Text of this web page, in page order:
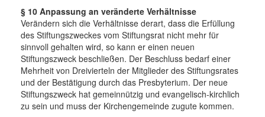
§ 10 Anpassung an veränderte Verhältnisse
Verändern sich die Verhältnisse derart, dass die Erfüllung
des Stiftungszweckes vom Stiftungsrat nicht mehr für
sinnvoll gehalten wird, so kann er einen neuen
Stiftungszweck beschließen. Der Beschluss bedarf einer
Mehrheit von Dreivierteln der Mitglieder des Stiftungsrates
und der Bestätigung durch das Presbyterium. Der neue
Stiftungszweck hat gemeinnützig und evangelisch-kirchlich
zu sein und muss der Kirchengemeinde zugute kommen.